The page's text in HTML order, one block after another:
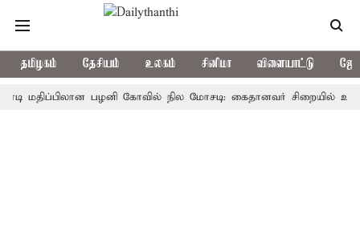
தமிழகம் தேசியம் உலகம் சினிமா விளையாட்டு
பழனி கோவில் நில மோசடி: கைதானவர் சிறையில் உயிரிழப்பு